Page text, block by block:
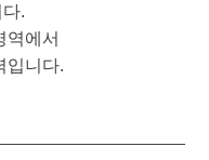
.
역에서
입니다.